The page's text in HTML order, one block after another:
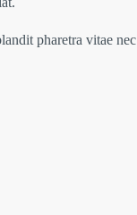
pharetra vitae nec